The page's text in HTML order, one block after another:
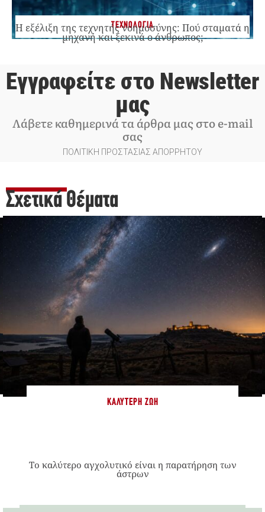
ΤΕΧΝΟΛΟΓΙΑ
Η εξέλιξη της τεχνητής νοημοσύνης: Πού σταματά η
μηχανή και ξεκινά ο άνθρωπος;
Εγγραφείτε στο Newsletter
μας
Λάβετε καθημερινά τα άρθρα μας στο e-mail
σας
ΠΟΛΙΤΙΚΗ ΠΡΟΣΤΑΣΙΑΣ ΑΠΟΡΡΗΤΟΥ
Σχετικά Θέματα
ΚΑΛΎΤΕΡΗ ΖΩΉ
Το καλύτερο αγχολυτικό είναι η παρατήρηση των
άστρων